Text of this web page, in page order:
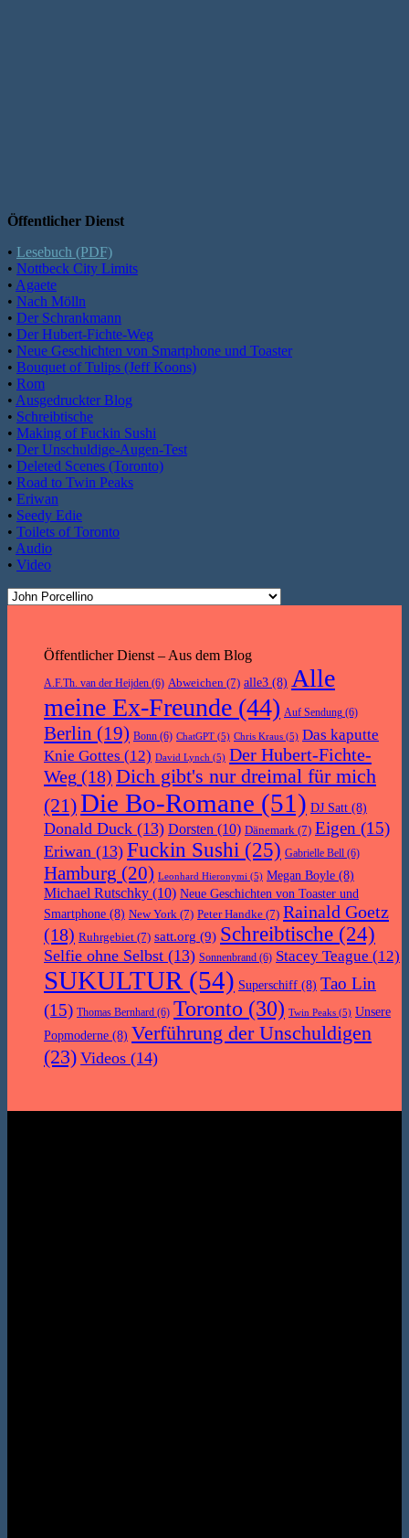
Öffentlicher Dienst
• Lesebuch (PDF)
• Nottbeck City Limits
• Agaete
• Nach Mölln
• Der Schrankmann
• Der Hubert-Fichte-Weg
• Neue Geschichten von Smartphone und Toaster
• Bouquet of Tulips (Jeff Koons)
• Rom
• Ausgedruckter Blog
• Schreibtische
• Making of Fuckin Sushi
• Der Unschuldige-Augen-Test
• Deleted Scenes (Toronto)
• Road to Twin Peaks
• Eriwan
• Seedy Edie
• Toilets of Toronto
• Audio
• Video
Öffentlicher Dienst – Aus dem Blog
A.F.Th. van der Heijden (6) Abweichen (7) alle3 (8) Alle
meine Ex-Freunde (44) Auf Sendung (6)
Berlin (19) Bonn (6) ChatGPT (5) Chris Kraus (5) Das kaputte
Knie Gottes (12) David Lynch (5) Der Hubert-Fichte-
Weg (18) Dich gibt's nur dreimal für mich
(21)Die Bo-Romane (51) DJ Satt (8)
Donald Duck (13) Dorsten (10) Dänemark (7) Eigen (15)
Eriwan (13) Fuckin Sushi (25) Gabrielle Bell (6)
Hamburg (20) Leonhard Hieronymi (5) Megan Boyle (8)
Michael Rutschky (10) Neue Geschichten von Toaster und
Smartphone (8) New York (7) Peter Handke (7) Rainald Goetz
(18) Ruhrgebiet (7) satt.org (9) Schreibtische (24)
Selfie ohne Selbst (13) Sonnenbrand (6) Stacey Teague (12)
SUKULTUR (54) Superschiff (8) Tao Lin
(15) Thomas Bernhard (6) Toronto (30) Twin Peaks (5) Unsere
Popmoderne (8) Verführung der Unschuldigen
(23) Videos (14)